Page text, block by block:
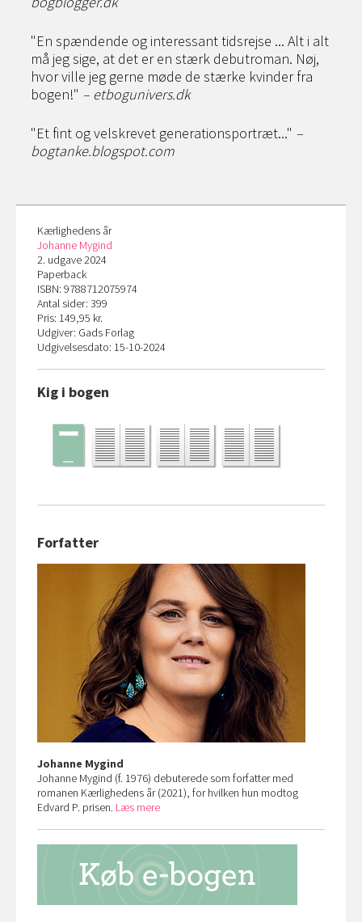
"En spændende og interessant tidsrejse ... Alt i alt
må jeg sige, at det er en stærk debutroman. Nøj,
hvor ville jeg gerne møde de stærke kvinder fra
bogen!" – etbogunivers.dk
"Et fint og velskrevet generationsportræt..." –
bogtanke.blogspot.com
Kærlighedens år
Johanne Mygind
2. udgave 2024
Paperback
ISBN: 9788712075974
Antal sider: 399
Pris: 149,95 kr.
Udgiver: Gads Forlag
Udgivelsesdato: 15-10-2024
Kig i bogen
Forfatter
Johanne Mygind
Johanne Mygind (f. 1976) debuterede som forfatter med
romanen Kærlighedens år (2021), for hvilken hun modtog
Edvard P. prisen. Læs mere